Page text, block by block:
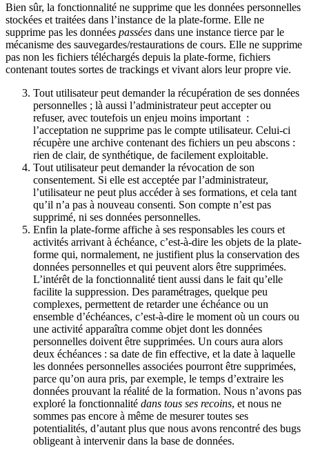
Bien sûr, la fonctionnalité ne supprime que les données personnelles
stockées et traitées dans l’instance de la plate-forme. Elle ne
supprime pas les données passées dans une instance tierce par le
mécanisme des sauvegardes/restaurations de cours. Elle ne supprime
pas non les fichiers téléchargés depuis la plate-forme, fichiers
contenant toutes sortes de trackings et vivant alors leur propre vie.
Tout utilisateur peut demander la récupération de ses données
personnelles ; là aussi l’administrateur peut accepter ou
refuser, avec toutefois un enjeu moins important :
l’acceptation ne supprime pas le compte utilisateur. Celui-ci
récupère une archive contenant des fichiers un peu abscons :
rien de clair, de synthétique, de facilement exploitable.
Tout utilisateur peut demander la révocation de son
consentement. Si elle est acceptée par l’administrateur,
l’utilisateur ne peut plus accéder à ses formations, et cela tant
qu’il n’a pas à nouveau consenti. Son compte n’est pas
supprimé, ni ses données personnelles.
Enfin la plate-forme affiche à ses responsables les cours et
activités arrivant à échéance, c’est-à-dire les objets de la plate-
forme qui, normalement, ne justifient plus la conservation des
données personnelles et qui peuvent alors être supprimées.
L’intérêt de la fonctionnalité tient aussi dans le fait qu’elle
facilite la suppression. Des paramétrages, quelque peu
complexes, permettent de retarder une échéance ou un
ensemble d’échéances, c’est-à-dire le moment où un cours ou
une activité apparaîtra comme objet dont les données
personnelles doivent être supprimées. Un cours aura alors
deux échéances : sa date de fin effective, et la date à laquelle
les données personnelles associées pourront être supprimées,
parce qu’on aura pris, par exemple, le temps d’extraire les
données prouvant la réalité de la formation. Nous n’avons pas
exploré la fonctionnalité dans tous ses recoins, et nous ne
sommes pas encore à même de mesurer toutes ses
potentialités, d’autant plus que nous avons rencontré des bugs
obligeant à intervenir dans la base de données.